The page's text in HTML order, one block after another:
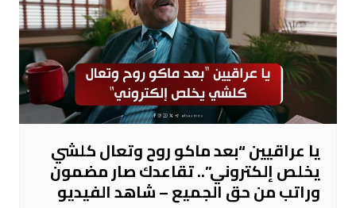
يا عراقيين “بعد ماكو روح وتعال كلشي
يخلص إلكتروني”.. تقاعدك صار مضمون
وراتب من حق الجميع – شاهد الفيديو